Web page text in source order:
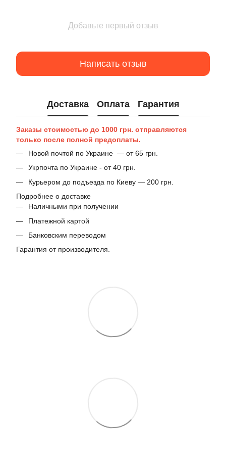
Добавьте первый отзыв
Написать отзыв
Доставка Оплата Гарантия
Заказы стоимостью до 1000 грн. отправляются
только после полной предоплаты.
Новой почтой по Украине — от 65 грн.
Укрпочта по Украине - от 40 грн.
Курьером до подъезда по Киеву — 200 грн.
Подробнее о доставке
Наличными при получении
Платежной картой
Банковским переводом
Гарантия от производителя.